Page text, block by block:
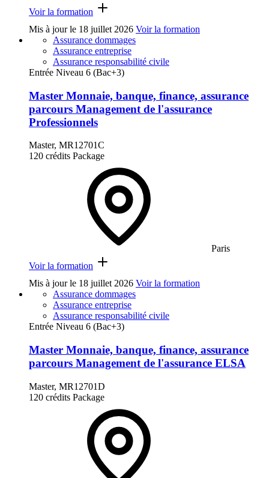
Voir la formation
Mis à jour le 18 juillet 2026 Voir la formation
Assurance dommages
Assurance entreprise
Assurance responsabilité civile
Entrée Niveau 6 (Bac+3)
Master Monnaie, banque, finance, assurance
parcours Management de l'assurance
Professionnels
Master, MR12701C
120 crédits Package
Paris
Voir la formation
Mis à jour le 18 juillet 2026 Voir la formation
Assurance dommages
Assurance entreprise
Assurance responsabilité civile
Entrée Niveau 6 (Bac+3)
Master Monnaie, banque, finance, assurance
parcours Management de l'assurance ELSA
Master, MR12701D
120 crédits Package